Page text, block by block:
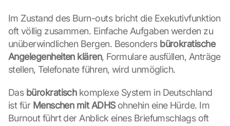
Im Zustand des Burn-outs bricht die Exekutivfunktion
oft völlig zusammen. Einfache Aufgaben werden zu
unüberwindlichen Bergen. Besonders bürokratische
Angelegenheiten klären, Formulare ausfüllen, Anträge
stellen, Telefonate führen, wird unmöglich.
Das bürokratisch komplexe System in Deutschland
ist für Menschen mit ADHS ohnehin eine Hürde. Im
Burnout führt der Anblick eines Briefumschlags oft